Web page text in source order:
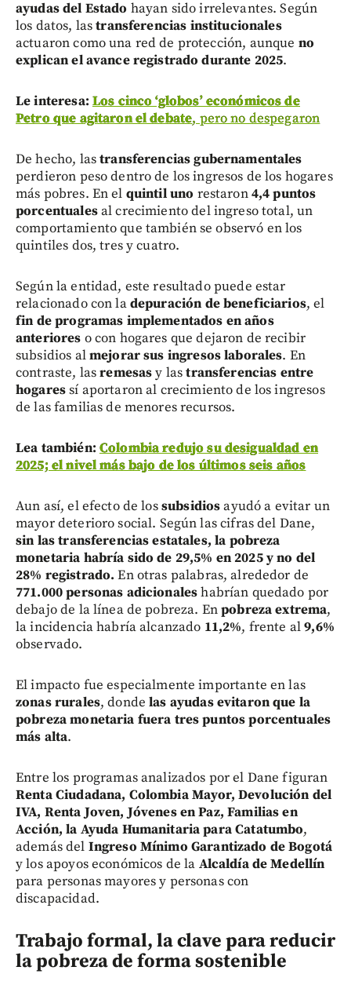
ayudas del Estado hayan sido irrelevantes. Según
los datos, lastransferencias institucionales
actuaron como una red de protección, aunque no
explican el avance registrado durante 2025.
Le interesa: Los cinco ‘globos’ económicos de
Petro que agitaron el debate, pero no despegaron
De hecho, lastransferencias gubernamentales
perdieron peso dentro de los ingresos de los hogares
más pobres. En el quintil uno restaron4,4 puntos
porcentualesal crecimiento del ingreso total, un
comportamiento que también se observó en los
quintiles dos, tres y cuatro.
Según la entidad, este resultado puede estar
relacionado con ladepuración de beneficiarios, el
fin de programas implementados en años
anteriores o con hogares que dejaron de recibir
subsidios almejorar sus ingresos laborales. En
contraste, lasremesasy lastransferencias entre
hogaressí aportaron al crecimiento de los ingresos
de las familias de menores recursos.
Lea también: Colombia redujo su desigualdad en
2025; el nivel más bajo de los últimos seis años
Aun así, el efecto de lossubsidiosayudó a evitar un
mayor deterioro social. Según las cifras del Dane,
sin las transferencias estatales, la pobreza
monetaria habría sido de 29,5% en 2025 y no del
28% registrado.En otras palabras, alrededor de
771.000 personas adicionaleshabrían quedado por
debajo de la línea de pobreza. Enpobreza extrema,
la incidencia habría alcanzado 11,2%, frente al9,6%
observado.
El impacto fue especialmente importante en las
zonas rurales, dondelas ayudas evitaron que la
pobreza monetaria fuera tres puntos porcentuales
más alta.
Entre los programas analizados por el Dane figuran
Renta Ciudadana, Colombia Mayor, Devolución del
IVA, Renta Joven, Jóvenes en Paz, Familias en
Acción, la Ayuda Humanitaria para Catatumbo,
además del Ingreso Mínimo Garantizado de Bogotá
y los apoyos económicos de la Alcaldía de Medellín
para personas mayores y personas con
discapacidad.
Trabajo formal, la clave para reducir
la pobreza de forma sostenible